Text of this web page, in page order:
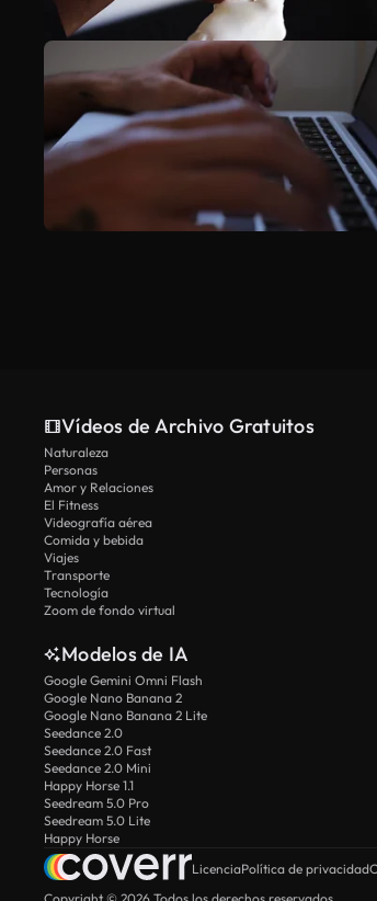
Vídeos de Archivo Gratuitos
Naturaleza
Personas
Amor y Relaciones
El Fitness
Videografía aérea
Comida y bebida
Viajes
Transporte
Tecnología
Zoom de fondo virtual
Modelos de IA
Google Gemini Omni Flash
Google Nano Banana 2
Google Nano Banana 2 Lite
Seedance 2.0
Seedance 2.0 Fast
Seedance 2.0 Mini
Happy Horse 1.1
Seedream 5.0 Pro
Seedream 5.0 Lite
Happy Horse
LicenciaPolítica de privacidad